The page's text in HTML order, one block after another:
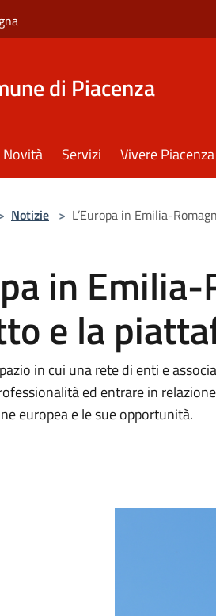
di Piacenza
Novità Servizi Vivere Piacenza
Notizie > L’Europa in Emilia-
in
e la
in cui una rete di enti e
ed entrare in
europea e le sue opportunità.